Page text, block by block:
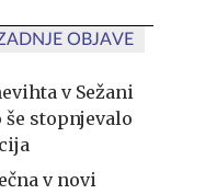
OBJAVE
v Sežani
še stopnjevalo
v novi